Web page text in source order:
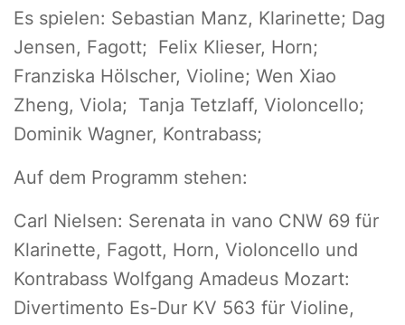
Es spielen: Sebastian Manz, Klarinette; Dag
Jensen, Fagott; Felix Klieser, Horn;
Franziska Hölscher, Violine; Wen Xiao
Zheng, Viola; Tanja Tetzlaff, Violoncello;
Dominik Wagner, Kontrabass;
Auf dem Programm stehen:
Carl Nielsen: Serenata in vano CNW 69 für
Klarinette, Fagott, Horn, Violoncello und
Kontrabass Wolfgang Amadeus Mozart:
Divertimento Es-Dur KV 563 für Violine,